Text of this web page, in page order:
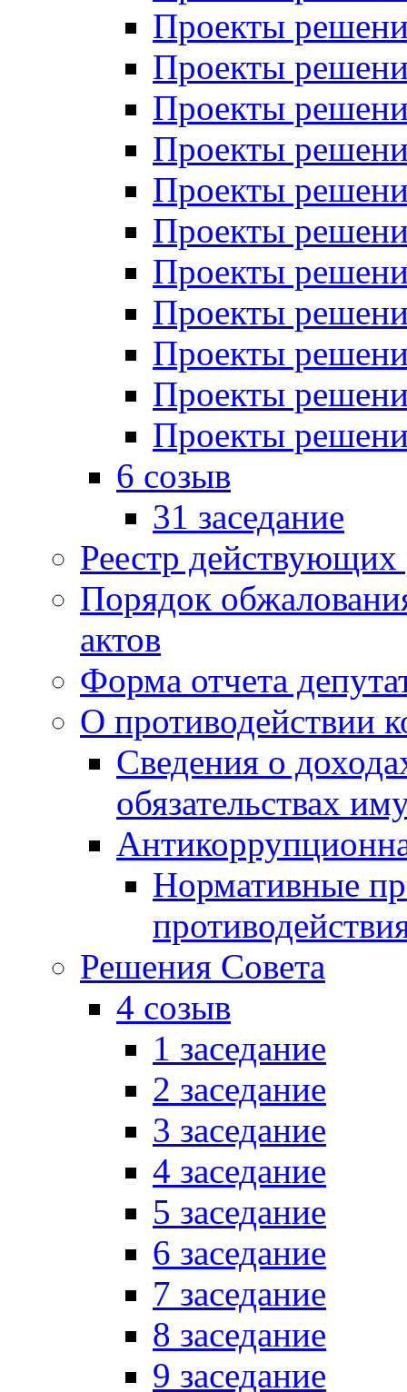
Проекты
Проекты
Проекты
Проекты
Проекты
Проекты
Проекты
Проекты
Проекты
Проекты
Проекты
6 созыв
31 заседание
Реестр
Порядок
актов
Форма отчета
О противодействии
Сведения о
обязательствах
Нормативные
Решения Совета
4 созыв
1 заседание
2 заседание
3 заседание
4 заседание
5 заседание
6 заседание
7 заседание
8 заседание
9 заседание